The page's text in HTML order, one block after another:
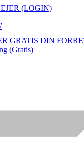
(LOGIN)
GRATIS DIN
(Gratis)